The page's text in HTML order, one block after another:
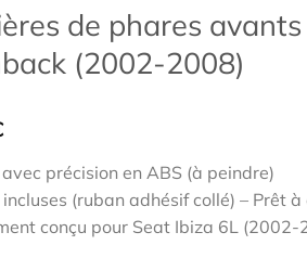
de phares
(2002-2008)
précision en ABS (à peindre)
(ruban adhésif collé) – Prêt
conçu pour Seat Ibiza 6L (2002-